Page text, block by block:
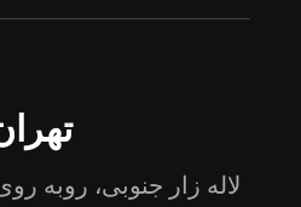
لاله زار جنوبی، روبه